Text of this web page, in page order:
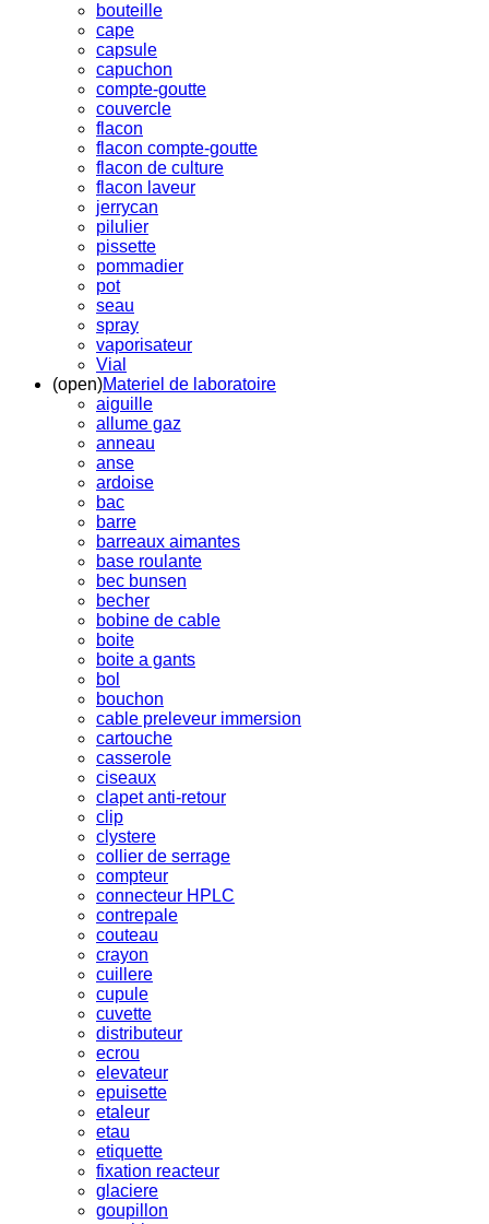
bouteille
cape
capsule
capuchon
compte-goutte
couvercle
flacon
flacon compte-goutte
flacon de culture
flacon laveur
jerrycan
pilulier
pissette
pommadier
pot
seau
spray
vaporisateur
Vial
(open)Materiel de laboratoire
aiguille
allume gaz
anneau
anse
ardoise
bac
barre
barreaux aimantes
base roulante
bec bunsen
becher
bobine de cable
boite
boite a gants
bol
bouchon
cable preleveur immersion
cartouche
casserole
ciseaux
clapet anti-retour
clip
clystere
collier de serrage
compteur
connecteur HPLC
contrepale
couteau
crayon
cuillere
cupule
cuvette
distributeur
ecrou
elevateur
epuisette
etaleur
etau
etiquette
fixation reacteur
glaciere
goupillon